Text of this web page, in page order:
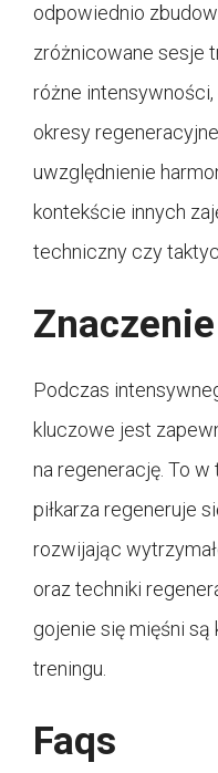
odpowiednio
zróżnicowane sesje
różne
okresy
uwzględnienie
kontekście innych
techniczny czy
Podczas
kluczowe jest
na regenerację. To
piłkarza regeneruje
rozwijając
oraz techniki
gojenie się mięśni
treningu.
Faqs